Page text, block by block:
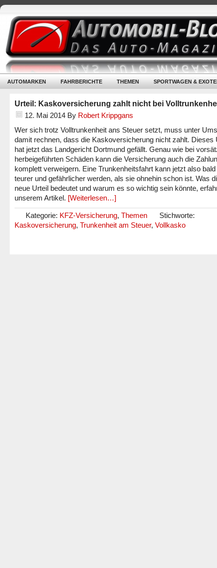
AUTOMARKEN FAHRBERICHTE THEMEN SPORTWAGEN &
Urteil: Kaskoversicherung zahlt nicht bei
12. Mai 2014 By Robert Krippgans
Wer sich trotz Volltrunkenheit ans Steuer setzt, muss unter
damit rechnen, dass die Kaskoversicherung nicht zahlt. Dieses
hat jetzt das Landgericht Dortmund gefällt. Genau wie bei
herbeigeführten Schäden kann die Versicherung auch die
komplett verweigern. Eine Trunkenheitsfahrt kann jetzt also
teurer und gefährlicher werden, als sie ohnehin schon ist. Was
neue Urteil bedeutet und warum es so wichtig sein könnte,
unserem Artikel. [Weiterlesen…]
Kategorie: KFZ-Versicherung, Themen
Stichworte:
Kaskoversicherung, Trunkenheit am Steuer, Vollkasko